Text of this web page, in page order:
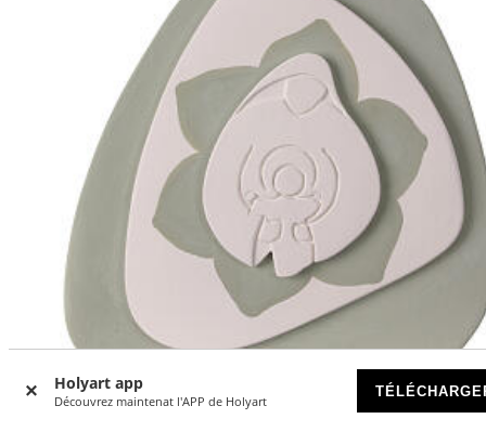
Holyart app
Découvrez maintenat l'APP de Holyart